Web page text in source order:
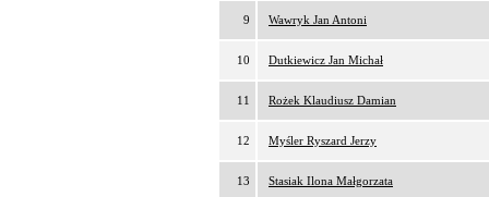
9 Wawryk Jan Antoni
10 Dutkiewicz Jan Michał
11 Rożek Klaudiusz Damian
12 Myśler Ryszard Jerzy
13 Stasiak Ilona Małgorzata